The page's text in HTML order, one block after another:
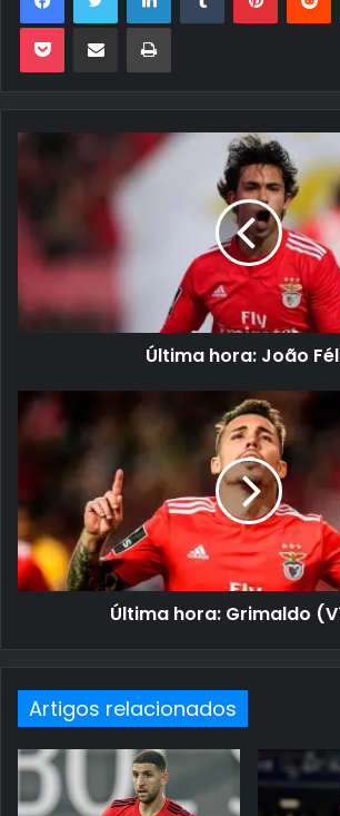
Pocket Compartilhar via e-mail Imprimir
Última hora: João
Última hora: Grimaldo
Artigos relacionados